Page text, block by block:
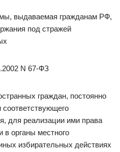
выдаваемая гражданам РФ,
под стражей
N 67-ФЗ
граждан, постоянно
для реализации ими права
в органы местного
избирательных действиях